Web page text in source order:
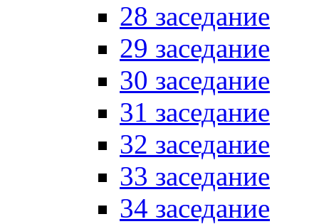
28 заседание
29 заседание
30 заседание
31 заседание
32 заседание
33 заседание
34 заседание